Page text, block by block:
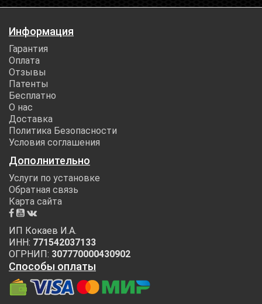
Информация
Гарантия
Оплата
Отзывы
Патенты
Бесплатно
О нас
Доставка
Политика Безопасности
Условия соглашения
Дополнительно
Услуги по установке
Обратная связь
Карта сайта
ИП Кокаев И.А.
ИНН: 771542037133
ОГРНИП: 307770000430902
Способы оплаты